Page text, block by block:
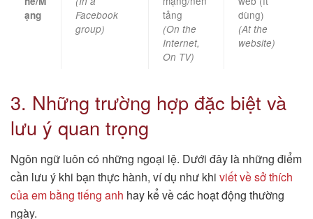
ạng
Facebook
group)
tảng
(On the
Internet,
On TV)
dùng)
(At the
website)
3. Những trường hợp đặc biệt và
lưu ý quan trọng
Ngôn ngữ luôn có những ngoại lệ. Dưới đây là những điểm
cần lưu ý khi bạn thực hành, ví dụ như khi viết về sở thích
của em bằng tiếng anh hay kể về các hoạt động thường
ngày.